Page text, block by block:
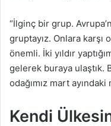
“İlginç bir grup.
gruptayız. Onlara karşı
önemli. İki yıldır
gelerek buraya ulaştık.
odağımız mart ayındaki
Kendi